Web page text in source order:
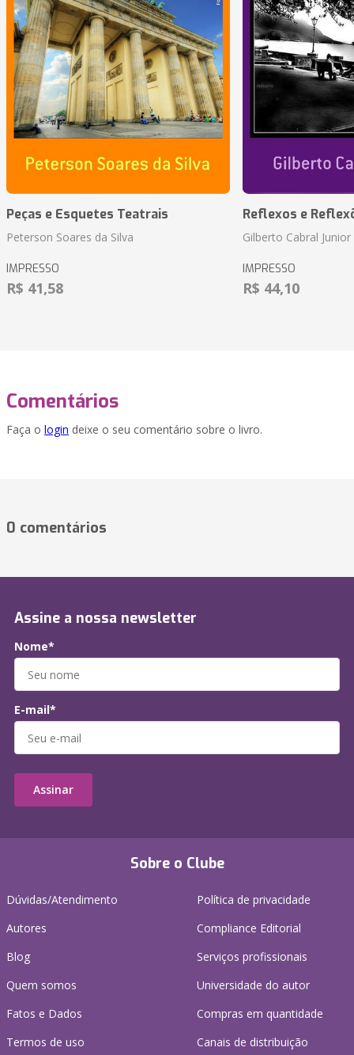
Peças e Esquetes Teatrais
Peterson Soares da Silva
IMPRESSO
R$ 41,58
Reflexos e
Gilberto Cabral Junior
IMPRESSO
R$ 44,10
Comentários
Faça o login deixe o seu comentário sobre o livro.
0 comentários
Sobre o Clube
Dúvidas/Atendimento
Autores
Blog
Quem somos
Fatos e Dados
Termos de uso
Política de privacidade
Compliance Editorial
Serviços profissionais
Universidade do autor
Compras em quantidade
Canais de distribuição
Assine a nossa newsletter
Nome*
E-mail*
Assinar